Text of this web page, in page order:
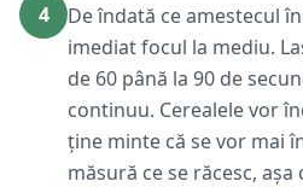
4
De îndată ce amestecul
imediat focul la mediu.
de 60 până la 90 de
continuu. Cerealele vor
ține minte că se vor mai
măsură ce se răcesc, așa